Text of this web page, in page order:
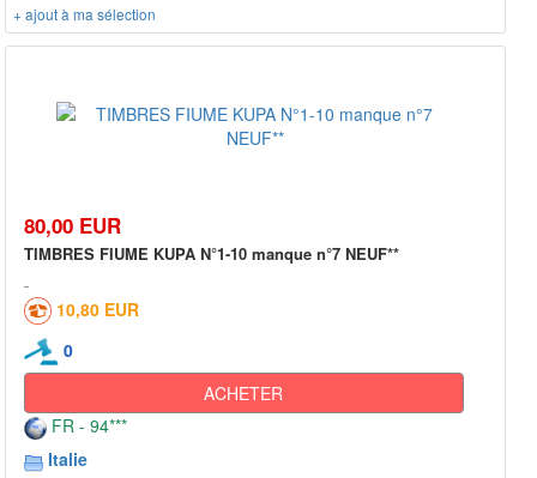
+ ajout à ma sélection
80,00 EUR
TIMBRES FIUME KUPA N°1-10 manque n°7 NEUF**
10,80 EUR
0
ACHETER
FR - 94***
Italie